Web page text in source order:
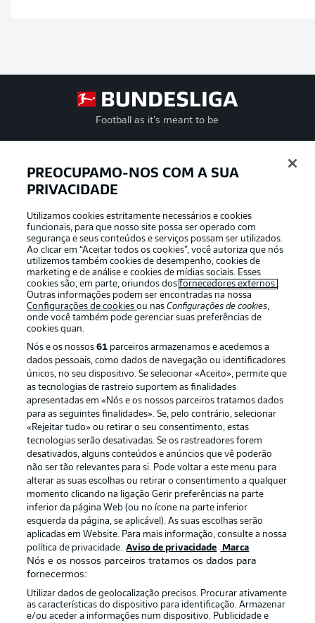
Football as it’s meant to be
APLICATIVO DA BUNDESLIGA
Oferecido por
Publicidade Avisos legais
Gerir preferências Aviso de privacidade
Trabalhe conosco
Marca Contato
Jogadores
PREOCUPAMO-NOS COM A SUA
PRIVACIDADE
Utilizamos cookies estritamente necessários e cookies
funcionais, para que nosso site possa ser operado com
segurança e seus conteúdos e serviços possam ser utilizados.
Ao clicar em “Aceitar todos os cookies”, você autoriza que nós
utilizemos também cookies de desempenho, cookies de
marketing e de análise e cookies de mídias sociais. Esses
cookies são, em parte, oriundos dosfornecedores externos .
Outras informações podem ser encontradas na nossa
Configurações de cookiesou nasConfigurações de cookies,
onde você também pode gerenciar suas preferências de
cookies quan.
Nós e os nossos61 parceiros armazenamos e acedemos a
dados pessoais, como dados de navegação ou identificadores
únicos, no seu dispositivo. Se selecionar «Aceito», permite que
as tecnologias de rastreio suportem as finalidades
apresentadas em «Nós e os nossos parceiros tratamos dados
para as seguintes finalidades». Se, pelo contrário, selecionar
«Rejeitar tudo» ou retirar o seu consentimento, estas
tecnologias serão desativadas. Se os rastreadores forem
desativados, alguns conteúdos e anúncios que vê poderão
não ser tão relevantes para si. Pode voltar a este menu para
alterar as suas escolhas ou retirar o consentimento a qualquer
momento clicando na ligação Gerir preferências na parte
inferior da página Web (ou no ícone na parte inferior
esquerda da página, se aplicável). As suas escolhas serão
aplicadas em Website. Para mais informação, consulte a nossa
política de privacidade. Aviso de privacidade Marca
Nós e os nossos parceiros tratamos os dados para
fornecermos:
Utilizar dados de geolocalização precisos. Procurar ativamente
as características do dispositivo para identificação. Armazenar
e/ou aceder a informações num dispositivo. Publicidade e